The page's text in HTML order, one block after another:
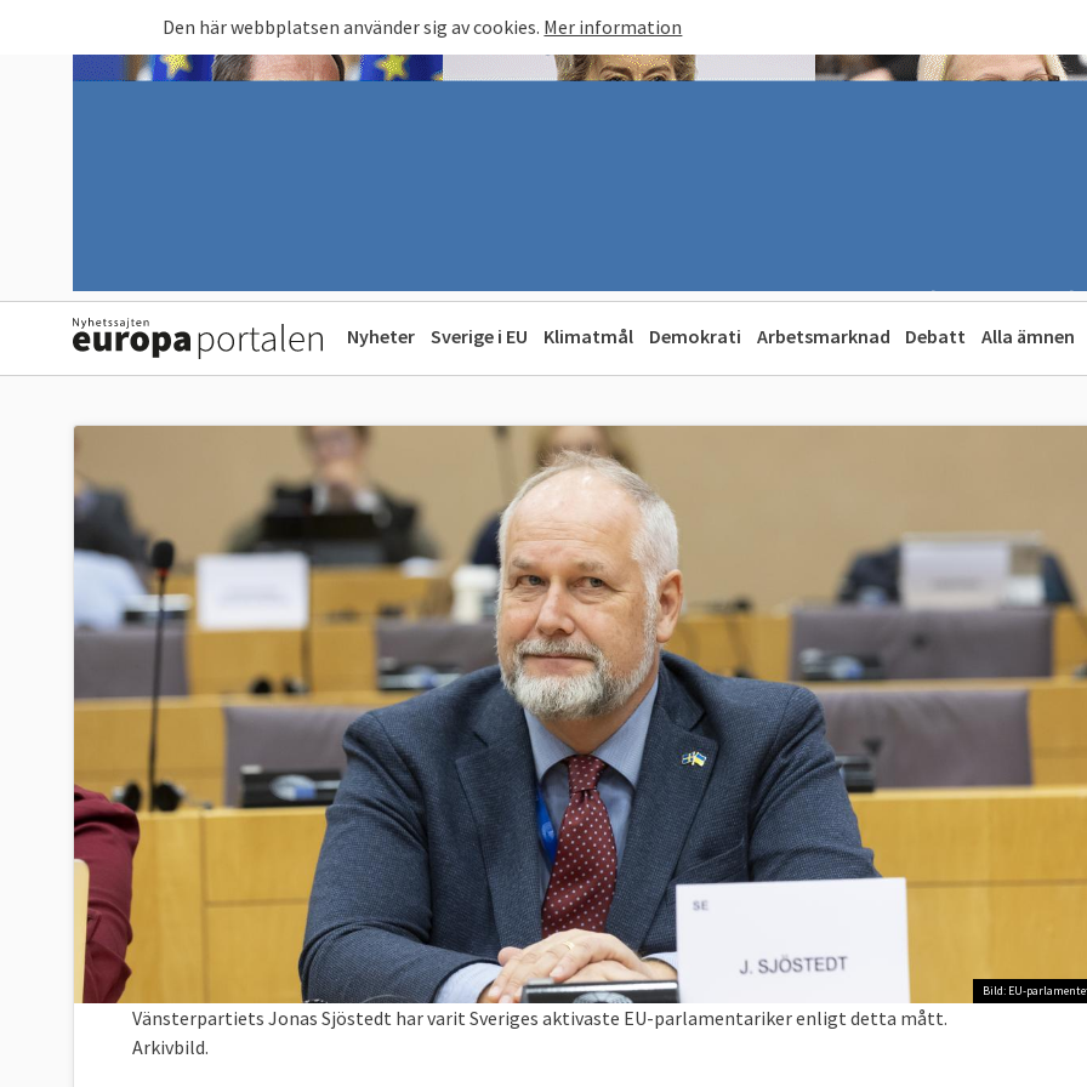
Den här webbplatsen använder sig av cookies. Mer information
Nyheter Sverige i EU Klimatmål Demokrati Arbetsmarknad Debatt Alla ämnen
Bild: EU-
Vänsterpartiets Jonas Sjöstedt har varit Sveriges aktivaste EU-parlamentariker enligt detta mått.
Arkivbild.